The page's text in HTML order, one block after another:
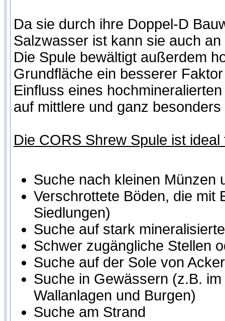
Da sie durch ihre Doppel-D
Salzwasser ist kann sie auch
Die Spule bewältigt außerdem
Grundfläche ein besserer
Einfluss eines
auf mittlere und ganz
Die CORS Shrew Spule ist ideal
Suche nach kleinen Münzen
Verschrottete Böden, die mit
Siedlungen)
Suche auf stark
Schwer zugängliche Stellen
Suche auf der Sole von
Suche in Gewässern (z.B.
Wallanlagen und Burgen)
Suche am Strand